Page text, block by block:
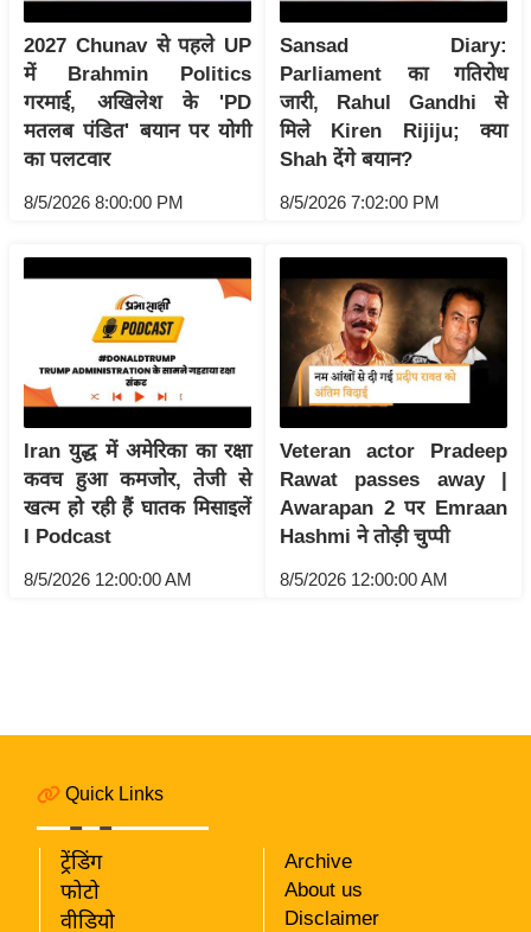
वि
शे
ष
वि
श्ले
ष
ण
u
c
k
L
k
न
भा
चु
ना
2027 Chunav से पहले UP
में Brahmin Politics
गरमाई, अखिलेश के 'PD
मतलब पंडित' बयान पर योगी
का पलटवार
8/5/2026 8:00:00 PM
Sansad Diary:
Parliament का गतिरोध
जारी, Rahul Gandhi से
मिले Kiren Rijiju; क्या
Shah देंगे बयान?
8/5/2026 7:02:00 PM
Iran युद्ध में अमेरिका का रक्षा
कवच हुआ कमजोर, तेजी से
खत्म हो रही हैं घातक मिसाइलें
I Podcast
8/5/2026 12:00:00 AM
Veteran actor Pradeep
Rawat passes away |
Awarapan 2 पर Emraan
Hashmi ने तोड़ी चुप्पी
8/5/2026 12:00:00 AM
Quick Links
ट्रेंडिंग
फोटो
वीडियो
Archive
About us
Disclaimer